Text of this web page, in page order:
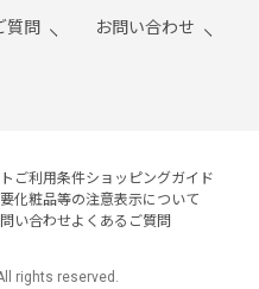
質問 お問い合わせ
ご利用条件ショッピングガイド
化粧品等の注意表示について
い合わせよくあるご質問
rights reserved.